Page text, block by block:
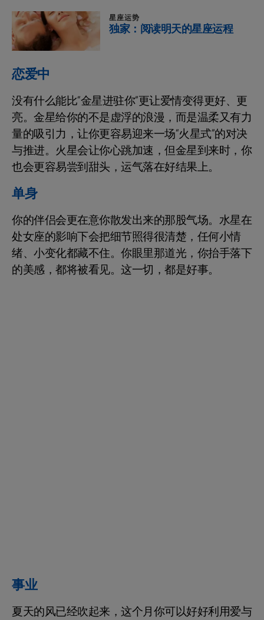
星座运势
独家：阅读明天的星座运程
恋爱中
没有什么能比“金星进驻你”更让爱情变得更好、更
亮。金星给你的不是虚浮的浪漫，而是温柔又有力
量的吸引力，让你更容易迎来一场“火星式”的对决
与推进。火星会让你心跳加速，但金星到来时，你
也会更容易尝到甜头，运气落在好结果上。
单身
你的伴侣会更在意你散发出来的那股气场。水星在
处女座的影响下会把细节照得很清楚，任何小情
绪、小变化都藏不住。你眼里那道光，你抬手落下
的美感，都将被看见。这一切，都是好事。
事业
夏天的风已经吹起来，这个月你可以好好利用爱与